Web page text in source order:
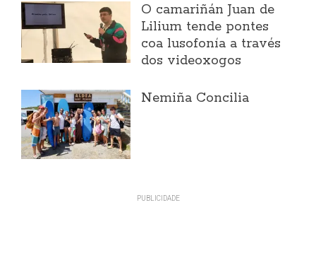
O camariñán Juan de
Lilium tende pontes
coa lusofonía a través
dos videoxogos
Nemiña Concilia